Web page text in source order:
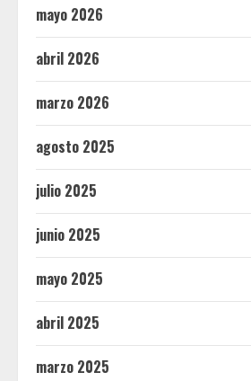
mayo 2026
abril 2026
marzo 2026
agosto 2025
julio 2025
junio 2025
mayo 2025
abril 2025
marzo 2025